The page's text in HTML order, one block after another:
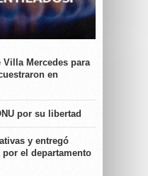
Mercedes para
en
por su libertad
y entregó
el departamento